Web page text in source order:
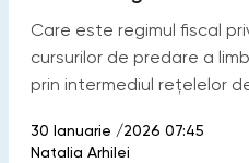
Care este regimul fiscal
cursurilor de predare a
prin intermediul rețelelor
30 Ianuarie /2026 07:45
Natalia Arhilei